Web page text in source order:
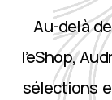
Au-delà
l’eShop,
sélections